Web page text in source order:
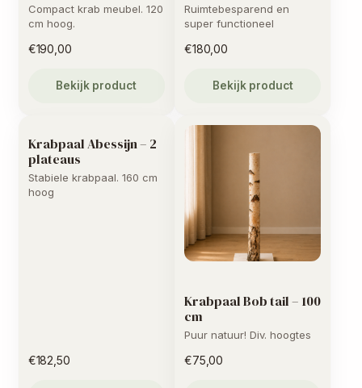
Compact krab meubel. 120
cm hoog.
€190,00
Bekijk product
Ruimtebesparend en
super functioneel
€180,00
Bekijk product
Krabpaal Abessijn – 2
plateaus
Stabiele krabpaal. 160 cm
hoog
€182,50
Krabpaal Bob tail – 100
cm
Puur natuur! Div. hoogtes
€75,00